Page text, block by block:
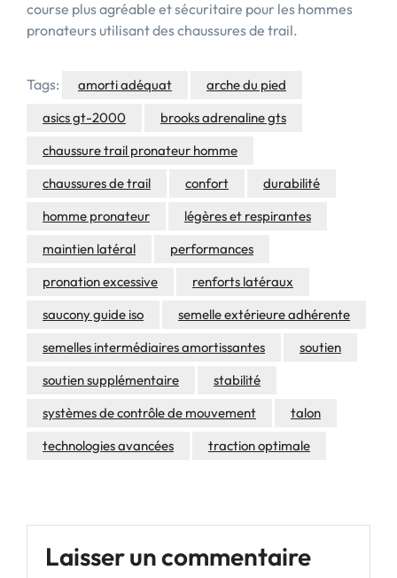
course plus agréable et sécuritaire pour les hommes
pronateurs utilisant des chaussures de trail.
Tags: amorti adéquat
arche du pied
asics gt-2000
brooks adrenaline gts
chaussure trail pronateur homme
chaussures de trail
confort
durabilité
homme pronateur
légères et respirantes
maintien latéral
performances
pronation excessive
renforts latéraux
saucony guide iso
semelle extérieure adhérente
semelles intermédiaires amortissantes
soutien
soutien supplémentaire
stabilité
systèmes de contrôle de mouvement
talon
technologies avancées
traction optimale
Laisser un commentaire